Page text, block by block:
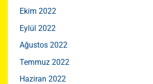
Ekim 2022
Eylül 2022
Ağustos 2022
Temmuz 2022
Haziran 2022